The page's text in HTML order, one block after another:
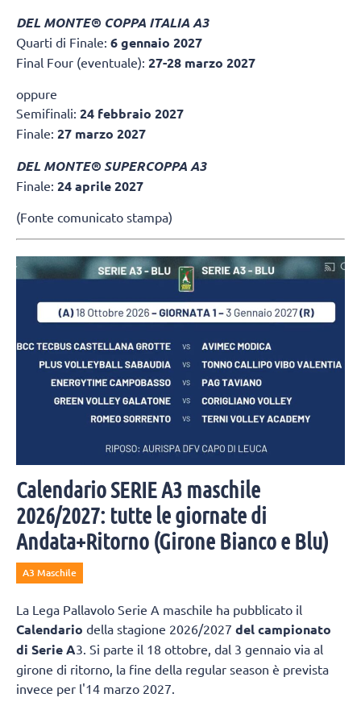
DEL MONTE® COPPA ITALIA A3
Quarti di Finale: 6 gennaio 2027
Final Four (eventuale): 27-28 marzo 2027
oppure
Semifinali: 24 febbraio 2027
Finale: 27 marzo 2027
DEL MONTE® SUPERCOPPA A3
Finale: 24 aprile 2027
(Fonte comunicato stampa)
Calendario SERIE A3 maschile
2026/2027: tutte le giornate di
Andata+Ritorno (Girone Bianco e Blu)
A3 Maschile
La Lega Pallavolo Serie A maschile ha pubblicato il
Calendario della stagione 2026/2027 del campionato
di Serie A3. Si parte il 18 ottobre, dal 3 gennaio via al
girone di ritorno, la fine della regular season è prevista
invece per l'14 marzo 2027.